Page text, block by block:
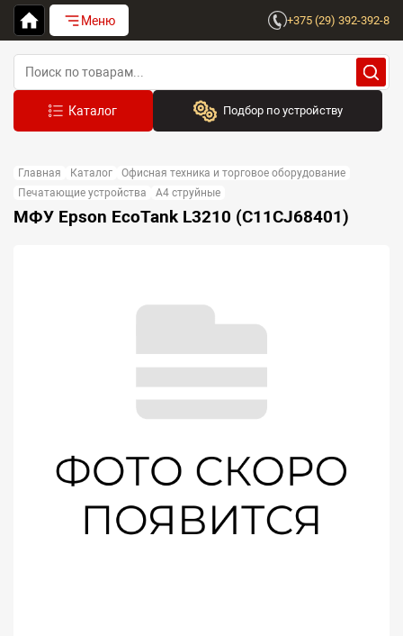
Меню +375 (29) 392-392-8
Подбор по устройству
Выберите бренд
Устройство:
Главная Каталог
Офисная техника и торговое оборудование
Печатающие устройства
A4 струйные
МФУ Epson EcoTank L3210 (C11CJ68401)